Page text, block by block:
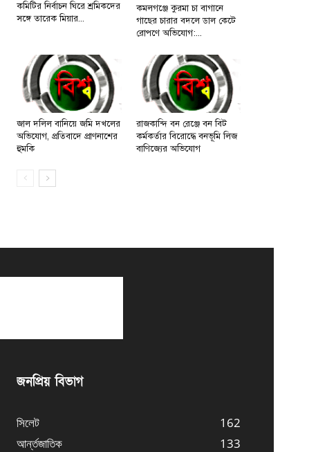
কমিটির নির্বাচন ঘিরে শ্রমিকদের
সঙ্গে তারেক মিয়ার...
কমলগঞ্জে কুরমা চা বাগানে
গাছের চারার বদলে ডাল কেটে
রোপণে অভিযোগ:...
জাল দলিল বানিয়ে জমি দখলের
অভিযোগ, প্রতিবাদে প্রাণনাশের
হুমকি
রাজকান্দি বন রেঞ্জে বন বিট
কর্মকর্তার বিরোদ্ধে বনভূমি লিজ
বাণিজ্যের অভিযোগ
জনপ্রিয় বিভাগ
সিলেট
162
আর্ন্তজাতিক
133